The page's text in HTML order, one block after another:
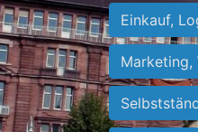
Einkauf,
Marketing,